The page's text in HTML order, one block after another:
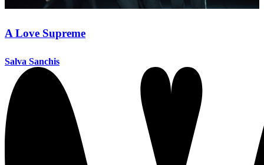
A Love Supreme
Salva Sanchis